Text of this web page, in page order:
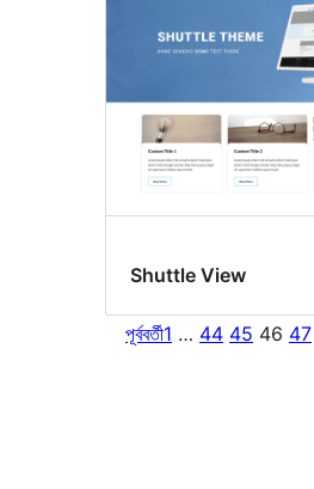
Shuttle View
পূর্ববর্তী1 … 44 45 46 47